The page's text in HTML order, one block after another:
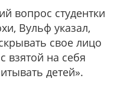
вопрос студентки
Вульф указал,
свое лицо
взятой на себя
детей».